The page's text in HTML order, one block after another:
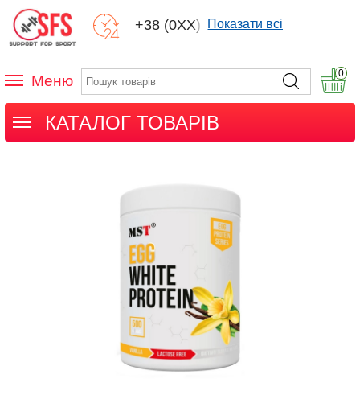
+38 (0XX) XXXПоказати всі
Меню 0
КАТАЛОГ ТОВАРІВ